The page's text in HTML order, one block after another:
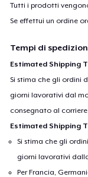
Tutti i prodotti
Se effettui un ordine
Tempi di
Estimated Shipping
Si stima che gli ordini
giorni lavorativi dal
consegnato al
Estimated Shipping
Si stima che gli
giorni lavorativi
Per Francia,